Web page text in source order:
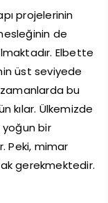
projelerinin
de
Elbette
üst seviyede
zamanlarda bu
kılar. Ülkemizde
bir
Peki, mimar
gerekmektedir.